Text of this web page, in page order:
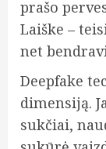
prašo
Laiške –
net
Deepfake
dimensiją.
sukčiai,